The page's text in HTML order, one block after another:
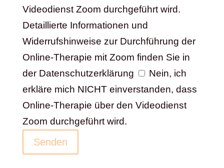
Videodienst Zoom durchgeführt wird.
Detaillierte Informationen und
Widerrufshinweise zur Durchführung der
Online-Therapie mit Zoom finden Sie in
der Datenschutzerklärung
Nein, ich
erkläre mich NICHT einverstanden, dass
Online-Therapie über den Videodienst
Zoom durchgeführt wird.
Senden